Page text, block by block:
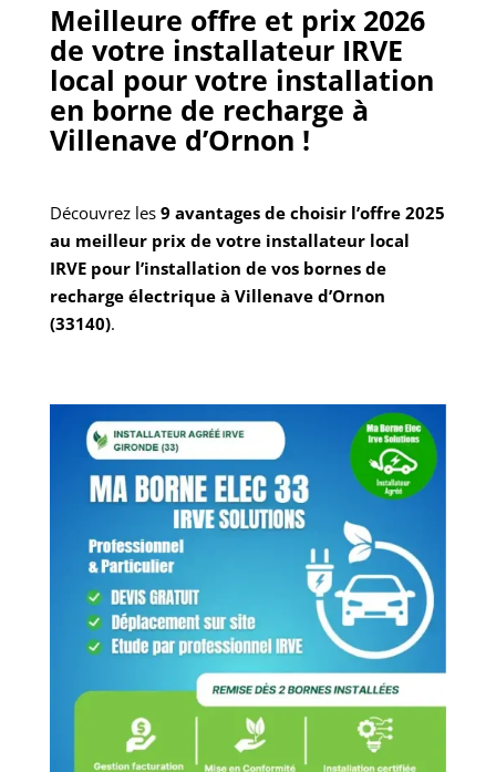
Meilleure offre et prix 2026
de votre installateur IRVE
local pour votre installation
en borne de recharge à
Villenave d’Ornon !
Découvrez les 9 avantages de choisir l’offre 2025
au meilleur prix de votre installateur local
IRVE pour l’installation de vos bornes de
recharge électrique à Villenave d’Ornon
(33140).